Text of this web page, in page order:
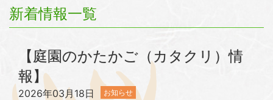
新着情報一覧
【庭園のかたかご（カタクリ）情
報】
2026年03月18日 お知らせ